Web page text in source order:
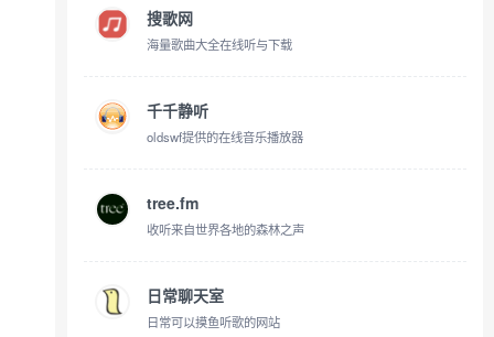
搜歌网
海量歌曲大全在线听与下载
千千静听
oldswf提供的在线音乐播放器
tree.fm
收听来自世界各地的森林之声
日常聊天室
日常可以摸鱼听歌的网站